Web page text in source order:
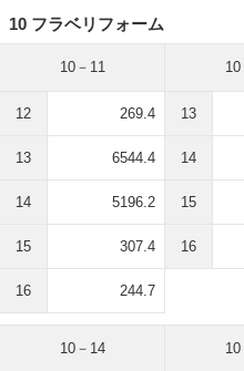
10 フラベリフォーム
10－11
12 269.4
13 6544.4
14 5196.2
15 307.4
16 244.7
13
14
15
16
10－14